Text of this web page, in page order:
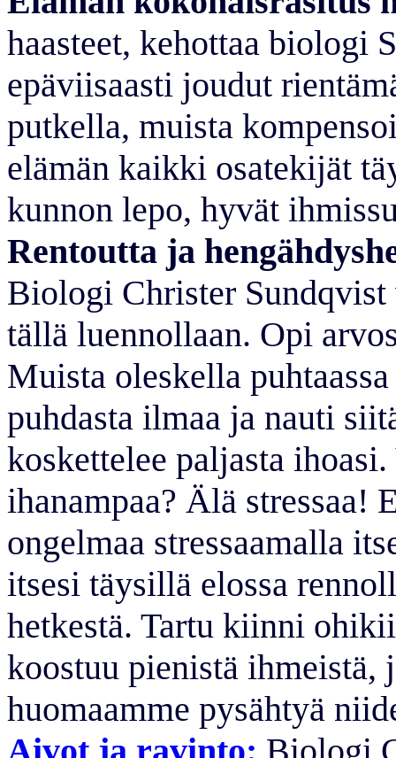
haasteet, kehottaa biologi
epäviisaasti joudut
putkella, muista
elämän kaikki osatekijät
kunnon lepo, hyvät
Rentoutta ja
Biologi Christer Sundqvist
tällä luennollaan. Opi
Muista oleskella
puhdasta ilmaa ja nauti
koskettelee paljasta
ihanampaa? Älä stressaa!
ongelmaa stressaamalla
itsesi täysillä elossa
hetkestä. Tartu kiinni
koostuu pienistä ihmeistä,
huomaamme pysähtyä